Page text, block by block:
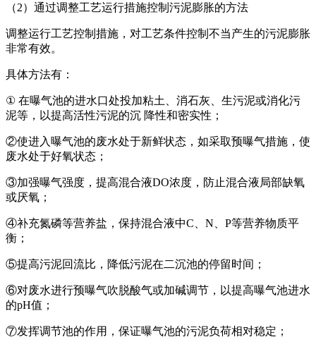
（2）通过调整工艺运行措施控制污泥膨胀的方法
调整运行工艺控制措施，对工艺条件控制不当产生的污泥膨胀
非常有效。
具体方法有：
① 在曝气池的进水口处投加粘土、消石灰、生污泥或消化污
泥等，以提高活性污泥的沉 降性和密实性；
②使进入曝气池的废水处于新鲜状态，如采取预曝气措施，使
废水处于好氧状态；
③加强曝气强度，提高混合液DO浓度，防止混合液局部缺氧
或厌氧；
④补充氮磷等营养盐，保持混合液中C、N、P等营养物质平
衡；
⑤提高污泥回流比，降低污泥在二沉池的停留时间；
⑥对废水进行预曝气吹脱酸气或加碱调节，以提高曝气池进水
的pH值；
⑦发挥调节池的作用，保证曝气池的污泥负荷相对稳定；